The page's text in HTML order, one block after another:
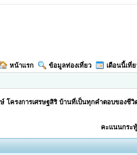
หน้าแรก ข้อมูลท่องเที่ยว เดือนนี้เที่
โครงการเศรษฐสิริ บ้านที่เป็นทุกคำตอบของชีวิ
คะแนนกระ